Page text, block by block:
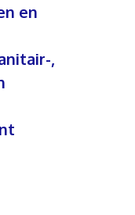
en
,